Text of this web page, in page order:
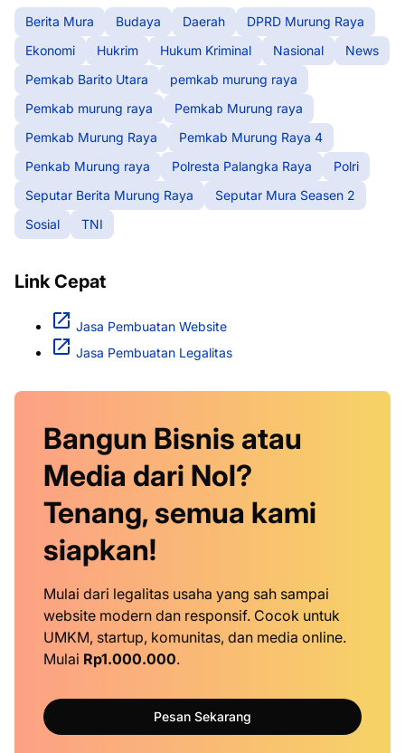
Berita Mura Budaya Daerah
DPRD Murung Raya
Ekonomi
Hukrim Hukum Kriminal Nasional
News
Pemkab Barito Utara
pemkab murung raya
Pemkab murung raya
Pemkab Murung raya
Pemkab Murung Raya
Pemkab Murung Raya 4
Penkab Murung raya
Polresta Palangka Raya
Polri
Seputar Berita Murung Raya
Seputar Mura Seasen 2
Sosial
TNI
Link Cepat
Jasa Pembuatan Website
Jasa Pembuatan Legalitas
Bangun Bisnis atau
Media dari Nol?
Tenang, semua kami
siapkan!
Mulai dari legalitas usaha yang sah sampai
website modern dan responsif. Cocok untuk
UMKM, startup, komunitas, dan media online.
Mulai Rp1.000.000.
Pesan Sekarang